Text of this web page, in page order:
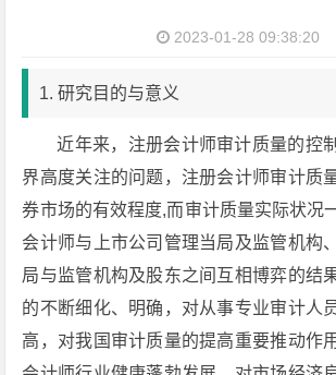
2023-01-28 09:38:20
1. 研究目的与意义
近年来，注册会计师审计质量的控
界高度关注的问题，注册会计师审计质
券市场的有效程度,而审计质量实际状况
会计师与上市公司管理当局及监管机构
局与监管机构及股东之间互相博弈的结
的不断细化、明确，对从事专业审计人
高，对我国审计质量的提高重要推动作